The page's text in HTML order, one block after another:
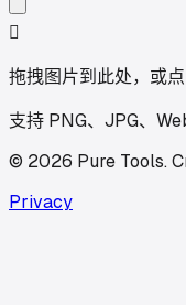

拖拽图片到此处，或
支持 PNG、JPG、
© 2026 Pure Tools.
Privacy